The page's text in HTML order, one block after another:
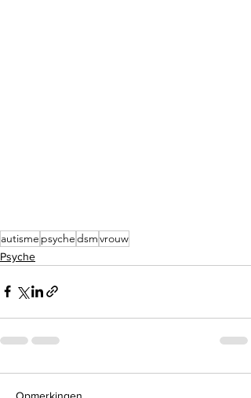
autisme psychedsmvrouw
Psyche
Opmerkingen